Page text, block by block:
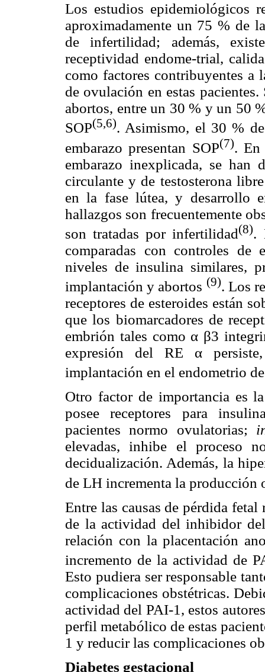
Los estudios epidemiológicos
aproximadamente un 75 % de
de infertilidad; además,
receptividad endome-trial,
como factores contribuyentes a
de ovulación en estas
abortos, entre un 30 % y un 50
SOP(5,6). Asimismo, el 30 %
embarazo presentan SOP(7). En
embarazo inexplicada, se han
circulante y de testosterona
en la fase lútea, y desarrollo
hallazgos son frecuentemente
son tratadas por infertilidad(8).
comparadas con controles
niveles de insulina similares,
implantación y abortos (9). Los
receptores de esteroides están
que los biomarcadores de
embrión tales como α β3
expresión del RE α
implantación en el endometrio
Otro factor de importancia es
posee receptores para
pacientes normo ovulatorias;
elevadas, inhibe el proceso
decidualización. Además, la
de LH incrementa la producción
Entre las causas de pérdida
de la actividad del inhibidor
relación con la placentación
incremento de la actividad de
Esto pudiera ser responsable
complicaciones obstétricas.
actividad del PAI-1, estos
perfil metabólico de estas
1 y reducir las complicaciones
Diabetes gestacional